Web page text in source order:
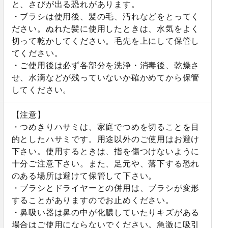
と、さびが出る恐れがあります。
・ブラシは使用後、髪の毛、汚れなどをとってく
ださい。ぬれた髪に使用したときは、水気をよく
切って乾かしてください。毛先を上にして保管し
てください。
・ご使用後は必ず各部分を洗浄・消毒後、乾燥さ
せ、水滴などが残っていないか確かめてから保管
してください。
【注意】
・つめきりハサミは、家庭でつめを切ることを目
的としたハサミです。用途以外のご使用はお避け
下さい。使用するときは、指を傷つけないように
十分ご注意下さい。また、足元や、落下する恐れ
のある場所は避けて保管して下さい。
・ブラシとドライヤーとの併用は、ブラシが変形
することがありますのでお止めください。
・鼻吸い器は鼻の中が化膿していたりキズがある
場合はご使用にならないでください。急激に吸引